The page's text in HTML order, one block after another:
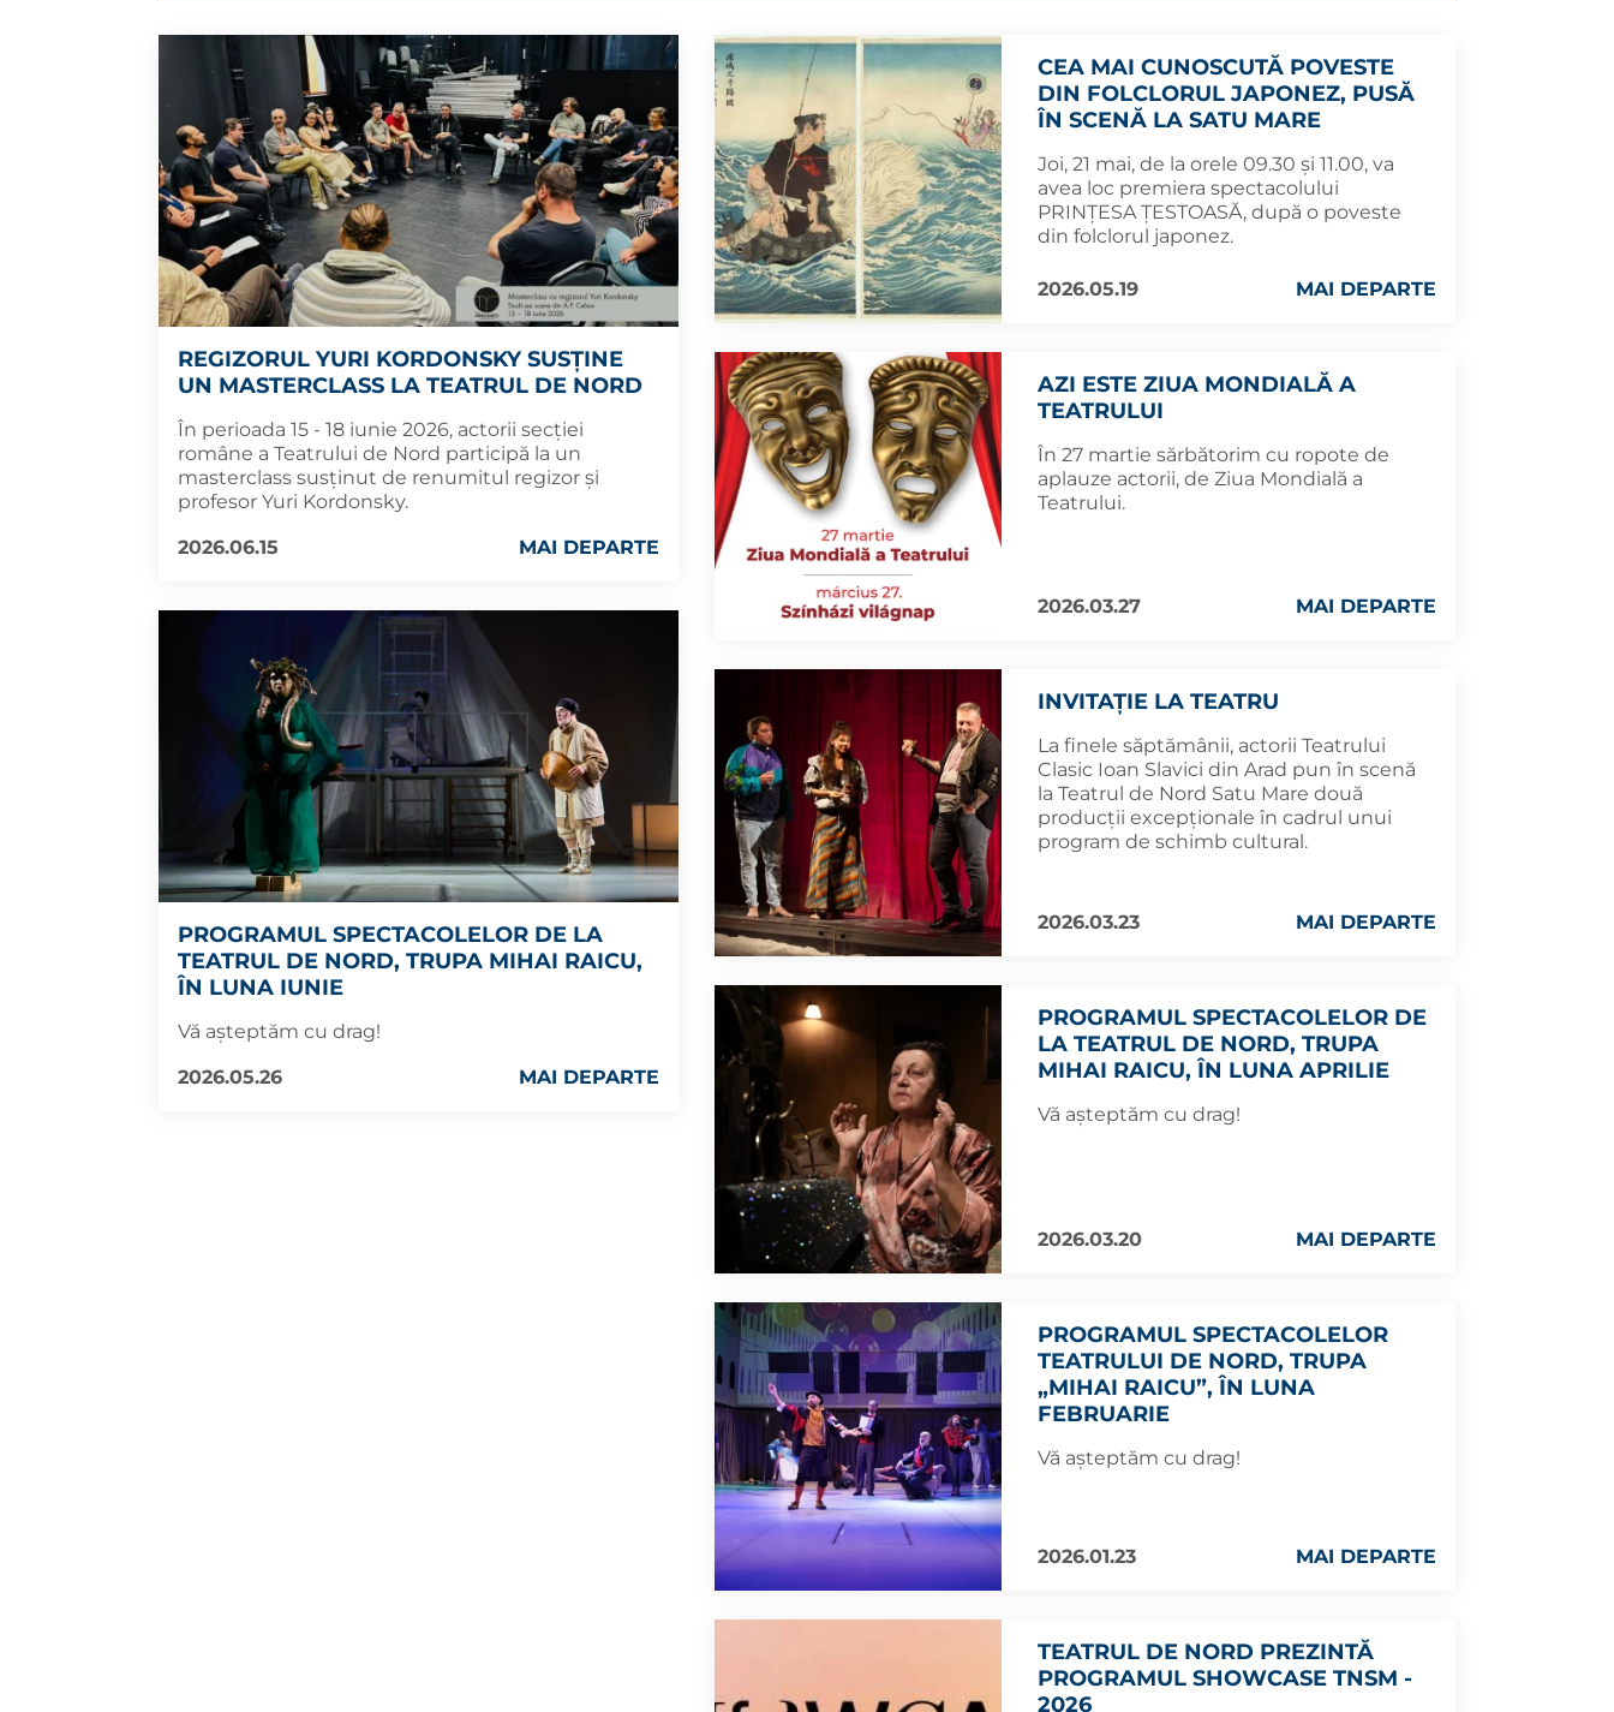
REGIZORUL YURI KORDONSKY SUSȚINE
UN MASTERCLASS LA TEATRUL DE NORD
În perioada 15 - 18 iunie 2026, actorii secției
române a Teatrului de Nord participă la un
masterclass susținut de renumitul regizor și
profesor Yuri Kordonsky.
2026.06.15
MAI DEPARTE
PROGRAMUL SPECTACOLELOR DE LA
TEATRUL DE NORD, TRUPA MIHAI RAICU,
ÎN LUNA IUNIE
Vă așteptăm cu drag!
2026.05.26
MAI DEPARTE
CEA MAI CUNOSCUTĂ POVESTE
DIN FOLCLORUL JAPONEZ, PUSĂ
ÎN SCENĂ LA SATU MARE
Joi, 21 mai, de la orele 09.30 și 11.00, va
avea loc premiera spectacolului
PRINȚESA ȚESTOASĂ, după o poveste
din folclorul japonez.
2026.05.19 MAI DEPARTE
AZI ESTE ZIUA MONDIALĂ A
TEATRULUI
În 27 martie sărbătorim cu ropote de
aplauze actorii, de Ziua Mondială a
Teatrului.
2026.03.27 MAI DEPARTE
INVITAȚIE LA TEATRU
La finele săptămânii, actorii Teatrului
Clasic Ioan Slavici din Arad pun în scenă
la Teatrul de Nord Satu Mare două
producții excepționale în cadrul unui
program de schimb cultural.
2026.03.23 MAI DEPARTE
PROGRAMUL SPECTACOLELOR DE
LA TEATRUL DE NORD, TRUPA
MIHAI RAICU, ÎN LUNA APRILIE
Vă așteptăm cu drag!
2026.03.20 MAI DEPARTE
PROGRAMUL SPECTACOLELOR
TEATRULUI DE NORD, TRUPA
„MIHAI RAICU”, ÎN LUNA
FEBRUARIE
Vă așteptăm cu drag!
2026.01.23 MAI DEPARTE
TEATRUL DE NORD PREZINTĂ
PROGRAMUL SHOWCASE TNSM -
2026